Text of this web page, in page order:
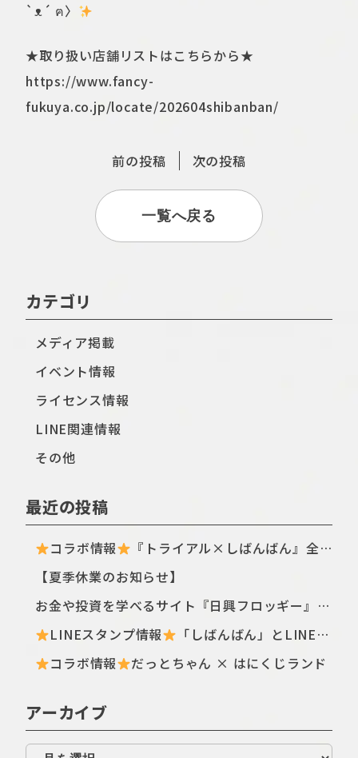
`ᴥ´ ฅ〉
★取り扱い店舗リストはこちらから★
https://www.fancy-
fukuya.co.jp/locate/202604shibanban/
前の投稿 次の投稿
一覧へ戻る
カテゴリ
メディア掲載
イベント情報
ライセンス情報
LINE関連情報
その他
最近の投稿
コラボ情報
『トライアル×しばんばん』全国のトライアル店舗・ECサイトにてTシャツ新シリーズが登場〈ฅ `ᴥ´ ฅ〉
【夏季休業のお知らせ】
お金や投資を学べるサイト『日興フロッギー』にてTomo.Nがぴよこ豆のイラストを描き下ろしました
LINEスタンプ情報
「しばんばん」とLINEオープンチャットがコラボしたスタンプが初登場！
コラボ情報
だっとちゃん × はにくじランド
アーカイブ